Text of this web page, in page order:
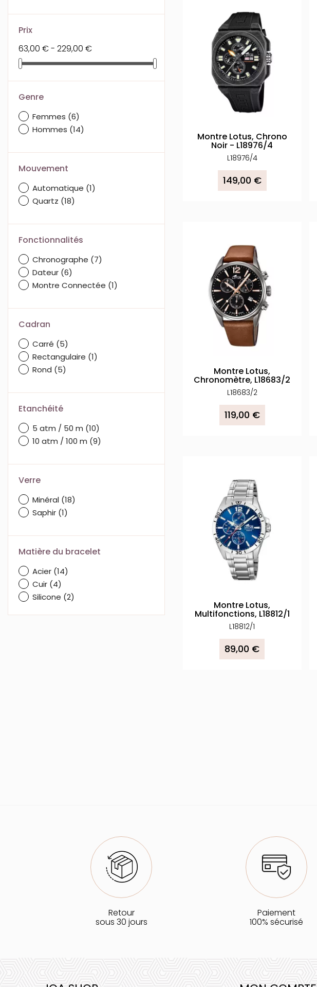
Prix
63,00 € - 229,00 €
Genre
Femmes (6)
Hommes (14)
Mouvement
Automatique (1)
Quartz (18)
Fonctionnalités
Chronographe (7)
Dateur (6)
Montre Connectée (1)
Cadran
Carré (5)
Rectangulaire (1)
Rond (5)
Etanchéité
5 atm / 50 m (10)
10 atm / 100 m (9)
Verre
Minéral (18)
Saphir (1)
Matière du bracelet
Acier (14)
Cuir (4)
Silicone (2)
Montre Lotus, Chrono
Noir - L18976/4
L18976/4
149,00 €
Montre Lotus,
Chronomètre, L18683/2
L18683/2
119,00 €
Montre Lotus,
Multifonctions, L18812/1
L18812/1
89,00 €
Retour
sous 30 jours
Paiement
100% sécurisé